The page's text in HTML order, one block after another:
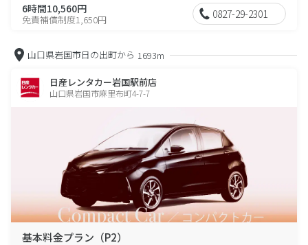
6時間10,560円
免責補償制度1,650円 0827-29-2301
山口県岩国市日の出町から 1693m
日産レンタカー岩国駅前店
山口県岩国市麻里布町4-7-7
基本料金プラン（P2）